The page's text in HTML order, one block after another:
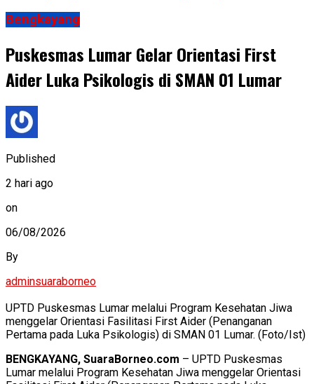
Bengkayang
Puskesmas Lumar Gelar Orientasi First
Aider Luka Psikologis di SMAN 01 Lumar
Published
2 hari ago
on
06/08/2026
By
adminsuaraborneo
UPTD Puskesmas Lumar melalui Program Kesehatan Jiwa
menggelar Orientasi Fasilitasi First Aider (Penanganan
Pertama pada Luka Psikologis) di SMAN 01 Lumar. (Foto/Ist)
BENGKAYANG, SuaraBorneo.com – UPTD Puskesmas
Lumar melalui Program Kesehatan Jiwa menggelar Orientasi